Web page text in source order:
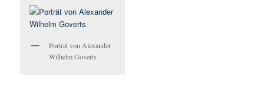
Porträt von Alexander
Wilhelm Goverts